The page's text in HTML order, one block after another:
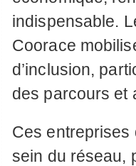
indispensable.
Coorace
d’inclusion,
des parcours et
Ces entreprises
sein du réseau,